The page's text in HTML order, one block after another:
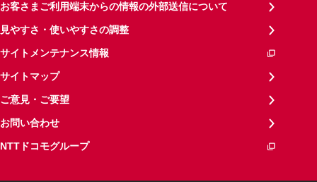
お客さまご利用端末からの情報の外部送信について
見やすさ・使いやすさの調整
サイトメンテナンス情報
サイトマップ
ご意見・ご要望
お問い合わせ
NTTドコモグループ